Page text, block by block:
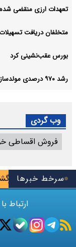
سرخط خبرهابازگشت پلمب شد
تعهدات ارزی منقضی
متخلفان دریافت
بورس عقب‌نشینی کرد
رشد ۹۷۰ درصدی مولدسازی املاک مازاد بانک مسکن در سال ۱۴۰۴
وب گردی
فروش اقساطی
ارتباط